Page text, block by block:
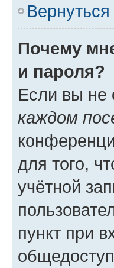
Почему
и пароля?
Если вы не
каждом
для того,
учётной
пункт при